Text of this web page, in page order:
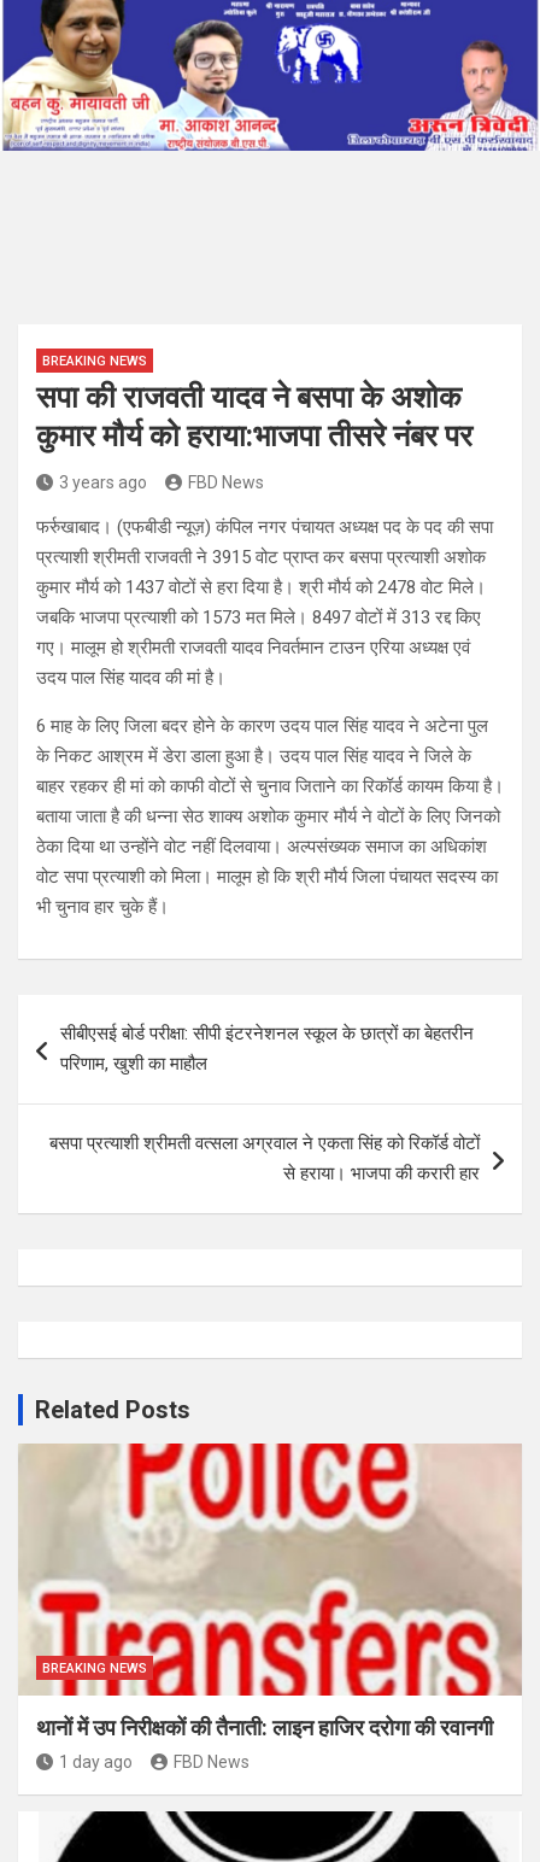
BREAKING NEWS
सपा की राजवती यादव ने बसपा के अशोक
कुमार मौर्य को हराया:भाजपा तीसरे नंबर पर
3 years ago FBD News
फर्रुखाबाद। (एफबीडी न्यूज़) कंपिल नगर पंचायत अध्यक्ष पद के पद की सपा
प्रत्याशी श्रीमती राजवती ने 3915 वोट प्राप्त कर बसपा प्रत्याशी अशोक
कुमार मौर्य को 1437 वोटों से हरा दिया है। श्री मौर्य को 2478 वोट मिले।
जबकि भाजपा प्रत्याशी को 1573 मत मिले। 8497 वोटों में 313 रद्द किए
गए। मालूम हो श्रीमती राजवती यादव निवर्तमान टाउन एरिया अध्यक्ष एवं
उदय पाल सिंह यादव की मां है।
6 माह के लिए जिला बदर होने के कारण उदय पाल सिंह यादव ने अटेना पुल
के निकट आश्रम में डेरा डाला हुआ है। उदय पाल सिंह यादव ने जिले के
बाहर रहकर ही मां को काफी वोटों से चुनाव जिताने का रिकॉर्ड कायम किया है।
बताया जाता है की धन्ना सेठ शाक्य अशोक कुमार मौर्य ने वोटों के लिए जिनको
ठेका दिया था उन्होंने वोट नहीं दिलवाया। अल्पसंख्यक समाज का अधिकांश
वोट सपा प्रत्याशी को मिला। मालूम हो कि श्री मौर्य जिला पंचायत सदस्य का
भी चुनाव हार चुके हैं।
navigation
सीबीएसई बोर्ड परीक्षा: सीपी इंटरनेशनल स्कूल के छात्रों का बेहतरीन
परिणाम, खुशी का माहौल
बसपा प्रत्याशी श्रीमती वत्सला अग्रवाल ने एकता सिंह को रिकॉर्ड वोटों
से हराया। भाजपा की करारी हार
Related Posts
BREAKING NEWS
थानों में उप निरीक्षकों की तैनाती: लाइन हाजिर दरोगा की रवानगी
1 day ago FBD News